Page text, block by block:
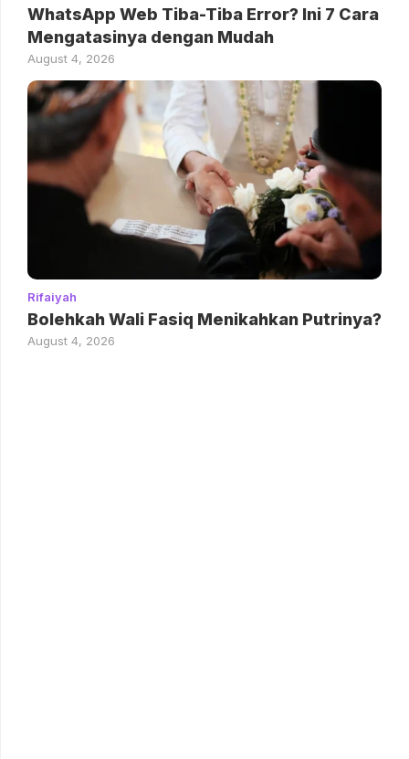
WhatsApp Web Tiba-Tiba Error? Ini 7 Cara
Mengatasinya dengan Mudah
August 4, 2026
Rifaiyah
Bolehkah Wali Fasiq Menikahkan Putrinya?
August 4, 2026